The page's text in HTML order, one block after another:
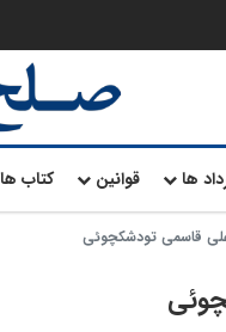
ها قوانین کتاب ها
قاسمی تودشکچوئی